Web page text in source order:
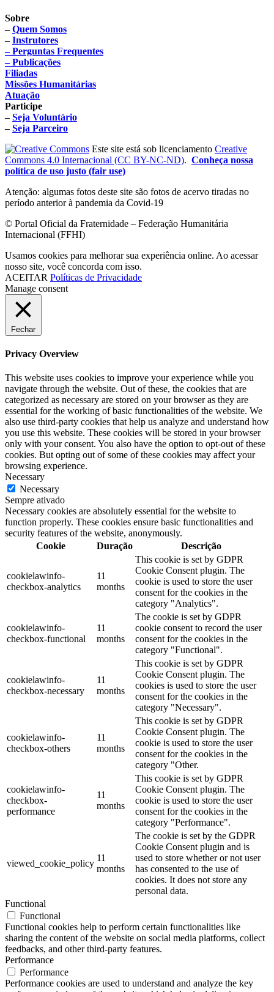
Sobre
–Quem Somos
–Instrutores
– Perguntas Frequentes
– Publicações
Filiadas
Missões Humanitárias
Atuação
Participe
–Seja Voluntário
–Seja Parceiro
Este site está sob licenciamento Creative
Commons 4.0 Internacional (CC BY-NC-ND). Conheça nossa
política de uso justo (fair use)
Atenção: algumas fotos deste site são fotos de acervo tiradas no
período anterior à pandemia da Covid-19
© Portal Oficial da Fraternidade – Federação Humanitária
Internacional (FFHI)
Usamos cookies para melhorar sua experiência online. Ao acessar
nosso site, você concorda com isso.
ACEITAR Políticas de Privacidade
Manage consent
Fechar
Privacy Overview
This website uses cookies to improve your experience while you
navigate through the website. Out of these, the cookies that are
categorized as necessary are stored on your browser as they are
essential for the working of basic functionalities of the website. We
also use third-party cookies that help us analyze and understand how
you use this website. These cookies will be stored in your browser
only with your consent. You also have the option to opt-out of these
cookies. But opting out of some of these cookies may affect your
browsing experience.
Necessary
Necessary
Sempre ativado
Necessary cookies are absolutely essential for the website to
function properly. These cookies ensure basic functionalities and
security features of the website, anonymously.
Cookie
Duração Descrição
cookielawinfo-
checkbox-analytics
11
months
This cookie is set by GDPR
Cookie Consent plugin. The
cookie is used to store the user
consent for the cookies in the
category "Analytics".
cookielawinfo-
checkbox-functional
11
months
The cookie is set by GDPR
cookie consent to record the user
consent for the cookies in the
category "Functional".
cookielawinfo-
checkbox-necessary
11
months
This cookie is set by GDPR
Cookie Consent plugin. The
cookies is used to store the user
consent for the cookies in the
category "Necessary".
cookielawinfo-
checkbox-others
11
months
This cookie is set by GDPR
Cookie Consent plugin. The
cookie is used to store the user
consent for the cookies in the
category "Other.
cookielawinfo-
checkbox-
performance
11
months
This cookie is set by GDPR
Cookie Consent plugin. The
cookie is used to store the user
consent for the cookies in the
category "Performance".
viewed_cookie_policy
11
months
The cookie is set by the GDPR
Cookie Consent plugin and is
used to store whether or not user
has consented to the use of
cookies. It does not store any
personal data.
Functional
Functional
Functional cookies help to perform certain functionalities like
sharing the content of the website on social media platforms, collect
feedbacks, and other third-party features.
Performance
Performance
Performance cookies are used to understand and analyze the key